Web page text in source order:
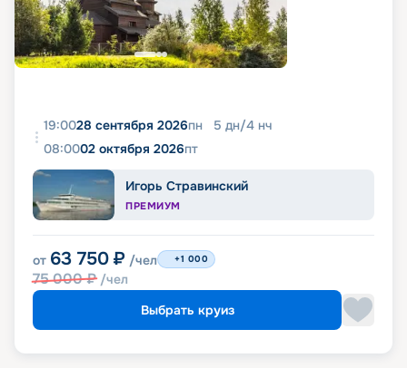
19:0028 сентября 2026пн 5 дн/4 нч
08:0002 октября 2026пт
Игорь Стравинский
ПРЕМИУМ
от 63 750 ₽ /чел
75 000₽ /чел
+1 000
Выбрать круиз